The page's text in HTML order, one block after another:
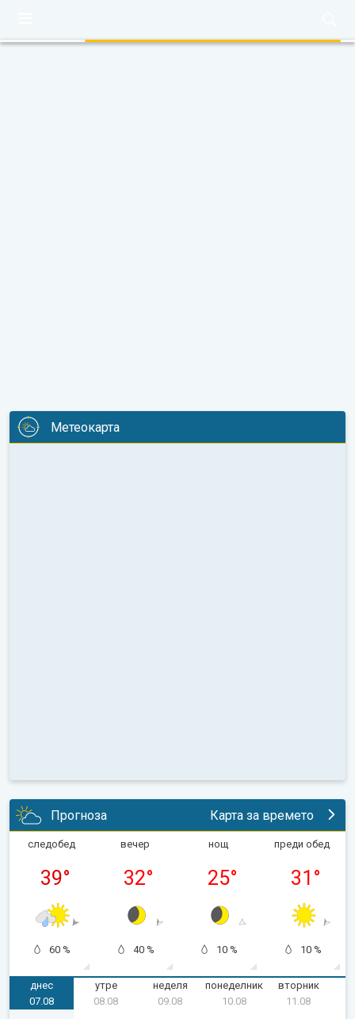
Метеокарта
Прогноза Карта за времето
следобед
39°
60 %
вечер
32°
40 %
нощ
25°
10 %
преди обед
31 °
10 %
днес
петък, 07.08
07.08
утре
08.08
неделя
09.08
понеделник
10.08
вторник
11.08